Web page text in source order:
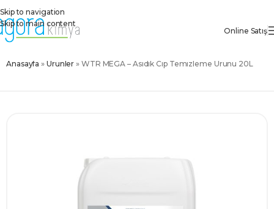
Skip to navigation
Skip to main content
Online Satış
Anasayfa » Ürünler » WTR MEGA – Asidik Cip Temizleme Ürünü 20L